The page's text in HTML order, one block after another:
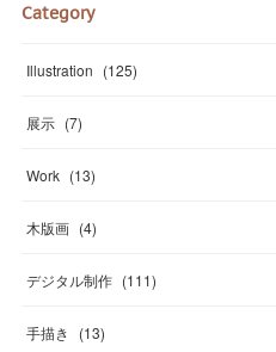
Category
Illustration (125)
展示 (7)
Work (13)
木版画 (4)
デジタル制作 (111)
手描き (13)